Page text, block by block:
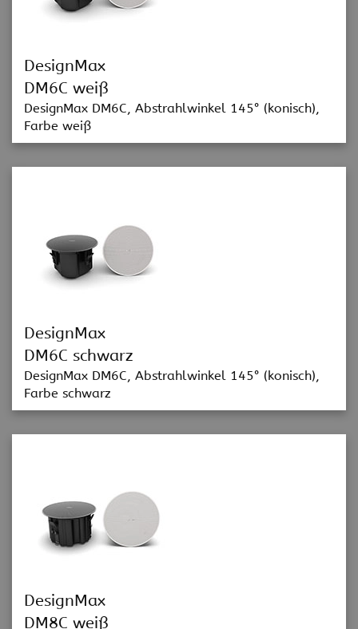
DesignMax
DM6C weiß
DesignMax DM6C, Abstrahlwinkel 145° (konisch),
Farbe weiß
DesignMax
DM6C schwarz
DesignMax DM6C, Abstrahlwinkel 145° (konisch),
Farbe schwarz
DesignMax
DM8C weiß